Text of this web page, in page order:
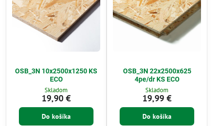
OSB_3N 10x2500x1250 KS
ECO
Skladom
19,90 €
Do košíka
OSB_3N 22x2500x625
4pe/dr KS ECO
Skladom
19,99 €
Do košíka